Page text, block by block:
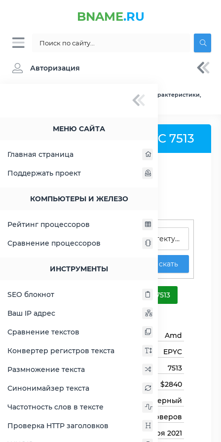
BNAME.RU
Авторизация
МЕНЮ САЙТА
Главная страница
Поддержать проект
КОМПЬЮТЕРЫ И ЖЕЛЕЗО
Рейтинг процессоров
Сравнение процессоров
ИНСТРУМЕНТЫ
SEO блокнот
Ваш IP адрес
Сравнение текстов
Конвертер регистров текста
Размножение текста
Синонимайзер текста
Частотность слов в тексте
Проверка HTTP заголовков
» Процессор AMD EPYC 7513 - характеристики,
Процессор AMD EPYC 7513
РАСШИРИТЬ СЛЕВА
Искать
EPYC 7513 Сравнить EPYC 7513
Основная информация
Бренд
Amd
Семейство процессоров
EPYC
Модель процессора
7513
Цена на момент выхода
$2840
Серверный
Для серверов
12 января 2021